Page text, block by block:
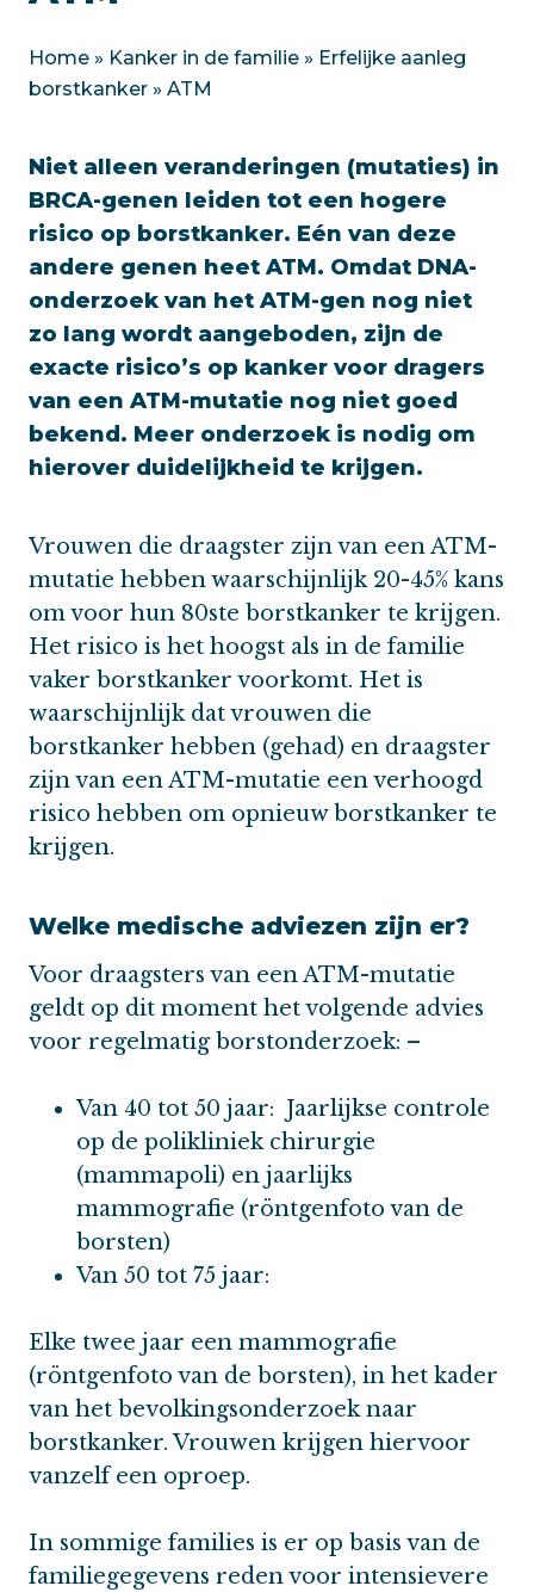
Home » Kanker in de familie » Erfelijke aanleg
borstkanker » ATM
Niet alleen veranderingen (mutaties) in
BRCA-genen leiden tot een hogere
risico op borstkanker. Eén van deze
andere genen heet ATM. Omdat DNA-
onderzoek van het ATM-gen nog niet
zo lang wordt aangeboden, zijn de
exacte risico’s op kanker voor dragers
van een ATM-mutatie nog niet goed
bekend. Meer onderzoek is nodig om
hierover duidelijkheid te krijgen.
Vrouwen die draagster zijn van een ATM-
mutatie hebben waarschijnlijk 20-45% kans
om voor hun 80ste borstkanker te krijgen.
Het risico is het hoogst als in de familie
vaker borstkanker voorkomt. Het is
waarschijnlijk dat vrouwen die
borstkanker hebben (gehad) en draagster
zijn van een ATM-mutatie een verhoogd
risico hebben om opnieuw borstkanker te
krijgen.
Welke medische adviezen zijn er?
Voor draagsters van een ATM-mutatie
geldt op dit moment het volgende advies
voor regelmatig borstonderzoek: –
Van 40 tot 50 jaar: Jaarlijkse controle
op de polikliniek chirurgie
(mammapoli) en jaarlijks
mammografie (röntgenfoto van de
borsten)
Van 50 tot 75 jaar:
Elke twee jaar een mammografie
(röntgenfoto van de borsten), in het kader
van het bevolkingsonderzoek naar
borstkanker. Vrouwen krijgen hiervoor
vanzelf een oproep.
In sommige families is er op basis van de
familiegegevens reden voor intensievere